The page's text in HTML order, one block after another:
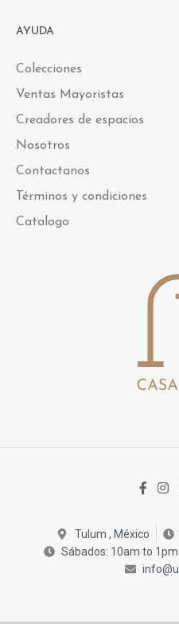
AYUDA
Colecciones
Ventas Mayoristas
Creadores de espacios
Nosotros
Contactanos
Términos y condiciones
Catalogo
Tulum , México
Sábados: 10am to 1pm